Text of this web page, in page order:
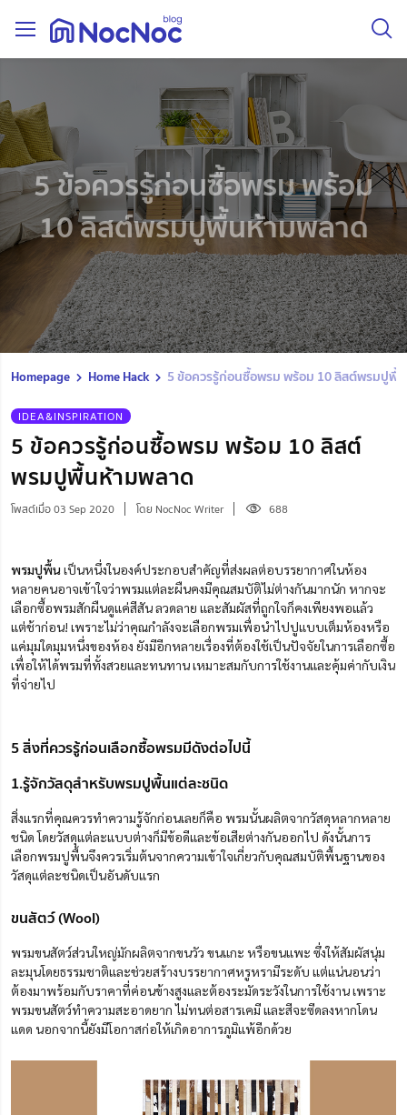
5 ข้อควรรู้ก่อนซื้อพรม พร้อม
10 ลิสต์พรมปูพื้นห้ามพลาด
Homepage Home Hack 5 ข้อควรรู้ก่อนซื้อพรม พร้อม 10 ลิสต์พรมปูพื้
IDEA&INSPIRATION
5 ข้อควรรู้ก่อนซื้อพรม พร้อม 10 ลิสต์
พรมปูพื้นห้ามพลาด
โพสต์เมื่อ 03 Sep 2020 โดย NocNoc Writer 688
พรมปูพื้นเป็นหนึ่งในองค์ประกอบสำคัญที่ส่งผลต่อบรรยากาศในห้อง
หลายคนอาจเข้าใจว่าพรมแต่ละผืนคงมีคุณสมบัติไม่ต่างกันมากนัก หากจะ
เลือกซื้อพรมสักผืนดูแค่สีสัน ลวดลาย และสัมผัสที่ถูกใจก็คงเพียงพอแล้ว
แต่ช้าก่อน! เพราะไม่ว่าคุณกำลังจะเลือกพรมเพื่อนำไปปูแบบเต็มห้องหรือ
แค่มุมใดมุมหนึ่งของห้อง ยังมีอีกหลายเรื่องที่ต้องใช้เป็นปัจจัยในการเลือกซื้อ
เพื่อให้ได้พรมที่ทั้งสวยและทนทาน เหมาะสมกับการใช้งานและคุ้มค่ากับเงิน
ที่จ่ายไป
5 สิ่งที่ควรรู้ก่อนเลือกซื้อพรมมีดังต่อไปนี้
1.รู้จักวัสดุสำหรับพรมปูพื้นแต่ละชนิด
สิ่งแรกที่คุณควรทำความรู้จักก่อนเลยก็คือ พรมนั้นผลิตจากวัสดุหลากหลาย
ชนิดโดยวัสดุแต่ละแบบต่างก็มีข้อดีและข้อเสียต่างกันออกไป ดังนั้นการ
เลือกพรมปูพื้นจึงควรเริ่มต้นจากความเข้าใจเกี่ยวกับคุณสมบัติพื้นฐานของ
วัสดุแต่ละชนิดเป็นอันดับแรก
ขนสัตว์ (Wool)
พรมขนสัตว์ส่วนใหญ่มักผลิตจากขนวัว ขนแกะ หรือขนแพะ ซึ่งให้สัมผัสนุ่ม
ละมุนโดยธรรมชาติและช่วยสร้างบรรยากาศหรูหรามีระดับ แต่แน่นอนว่า
ต้องมาพร้อมกับราคาที่ค่อนข้างสูงและต้องระมัดระวังในการใช้งาน เพราะ
พรมขนสัตว์ทำความสะอาดยาก ไม่ทนต่อสารเคมี และสีจะซีดลงหากโดน
แดด นอกจากนี้ยังมีโอกาสก่อให้เกิดอาการภูมิแพ้อีกด้วย